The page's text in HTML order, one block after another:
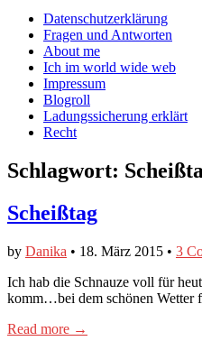
Facebook
anzeigen
Twitter
anzeigen
auf
Instagram
anzeigen
Main
menu
Skip
content
Datenschutzerklärung
Fragen und Antworten
About me
Ich im world wide web
Impressum
Blogroll
Ladungssicherung erklärt
Recht
Schlagwort:
Scheißtag
by Danika • 18. März 2015 • 3
Ich hab die Schnauze voll für
komm…bei dem schönen Wetter
Read more →